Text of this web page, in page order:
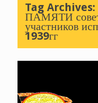
Tag Archives:
ПАМЯТИ
участников
1939гг